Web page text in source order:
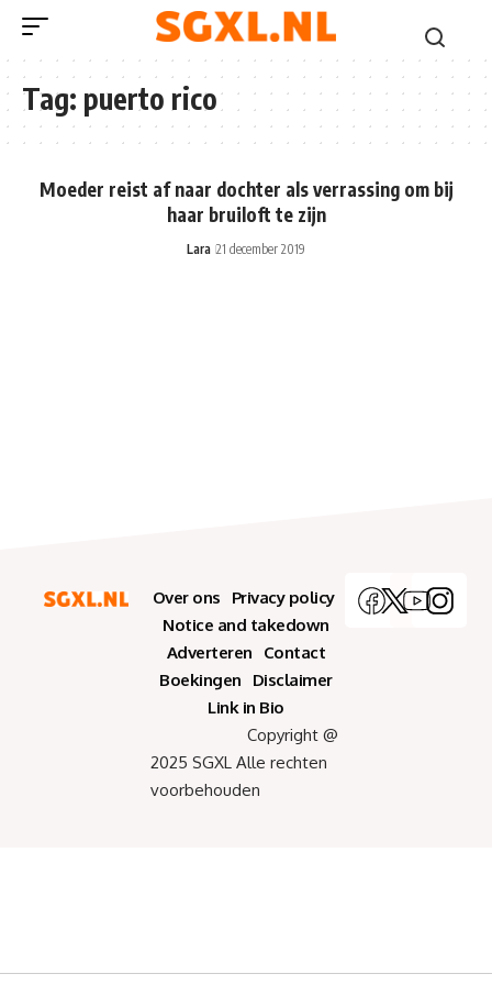
Tag: puerto rico
Moeder reist af naar dochter als verrassing om bij
haar bruiloft te zijn
Lara 21 december 2019
Over ons
Privacy policy
Notice and takedown
Adverteren
Contact
Boekingen
Disclaimer
Link in Bio
Copyright @
2025 SGXL Alle rechten
voorbehouden